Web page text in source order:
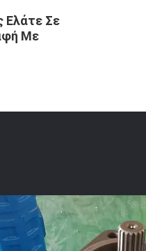
Ελάτε Σε
Με